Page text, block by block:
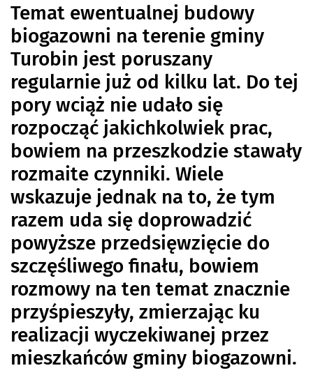
Temat ewentualnej budowy
biogazowni na terenie gminy
Turobin jest poruszany
regularnie już od kilku lat. Do tej
pory wciąż nie udało się
rozpocząć jakichkolwiek prac,
bowiem na przeszkodzie stawały
rozmaite czynniki. Wiele
wskazuje jednak na to, że tym
razem uda się doprowadzić
powyższe przedsięwzięcie do
szczęśliwego finału, bowiem
rozmowy na ten temat znacznie
przyśpieszyły, zmierzając ku
realizacji wyczekiwanej przez
mieszkańców gminy biogazowni.